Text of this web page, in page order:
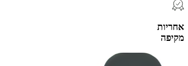
אחריות
מקיפה